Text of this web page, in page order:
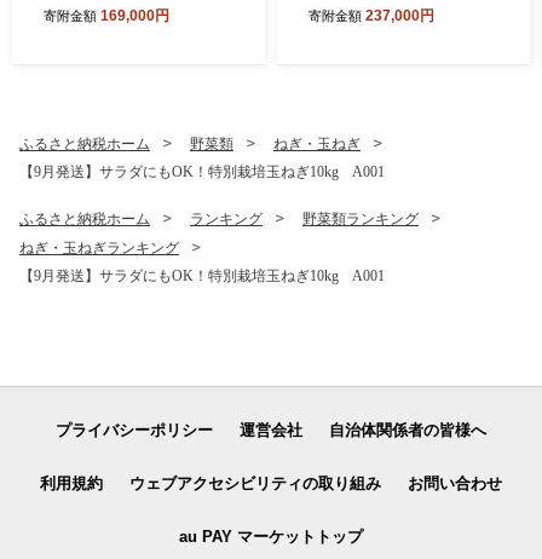
寄附金額 169,000円 寄附金額 237,000円
ふるさと納税ホーム 野菜類
ねぎ・玉ねぎ
【9月発送】サラダにもOK！特別栽培玉ねぎ10kg A001
ふるさと納税ホーム ランキング
野菜類ランキング
ねぎ・玉ねぎランキング
【9月発送】サラダにもOK！特別栽培玉ねぎ10kg A001
プライバシーポリシー 運営会社 自治体関係者の皆様へ
利用規約 ウェブアクセシビリティの取り組み お問い合わせ
au PAY マーケットトップ